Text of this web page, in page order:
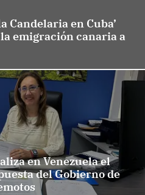
Candelaria en Cuba’
emigración canaria a
en Venezuela el
del Gobierno de